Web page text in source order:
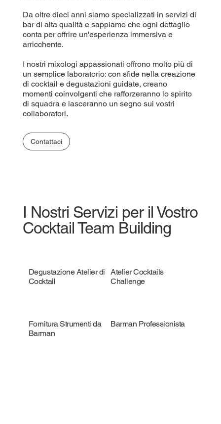
Da oltre dieci anni siamo specializzati in servizi di
bar di alta qualità e sappiamo che ogni dettaglio
conta per offrire un'esperienza immersiva e
arricchente.
I nostri mixologi appassionati offrono molto più di
un semplice laboratorio: con sfide nella creazione
di cocktail e degustazioni guidate, creano
momenti coinvolgenti che rafforzeranno lo spirito
di squadra e lasceranno un segno sui vostri
collaboratori.
Contattaci
I Nostri Servizi per il Vostro
Cocktail Team Building
Degustazione Atelier di
Cocktail
Atelier Cocktails
Challenge
Fornitura Strumenti da
Barman
Barman Professionista